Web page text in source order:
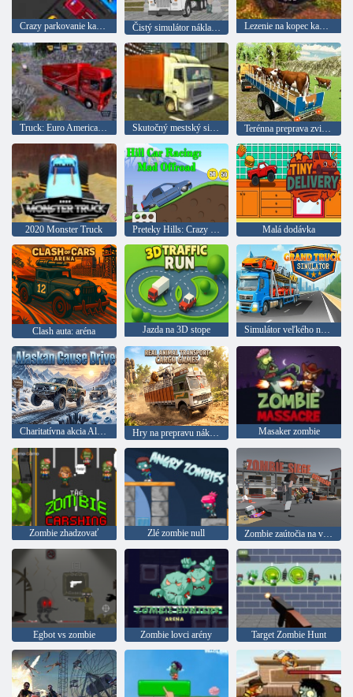
Crazy parkovanie kamiónu Čistý simulátor nákladného automobilu na ostrove Lezenie na kopec kamiónu
Truck: Euro American Tour Skutočný mestský simulátor nákladných vozidiel Terénna preprava zvierat
2020 Monster Truck Preteky Hills: Crazy Off-Road Malá dodávka
Clash auta: aréna Jazda na 3D stope Simulátor veľkého nákladného auta
Charitatívna akcia Aljaška Hry na prepravu nákladu so skutočnými zvieratami Masaker zombie
Zombie zhadzovať Zlé zombie null Zombie zaútočia na vagón
Egbot vs zombie Zombie lovci arény Target Zombie Hunt